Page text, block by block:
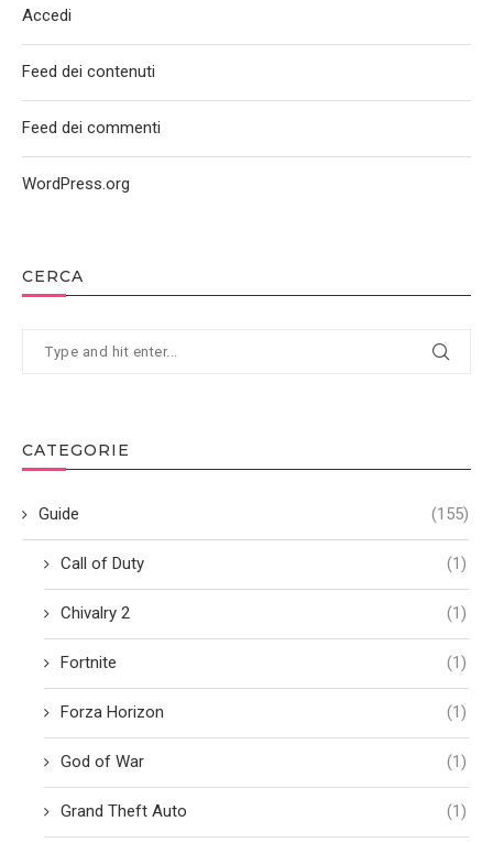
CERCA
CATEGORIE
Guide (155)
Call of Duty (1)
Chivalry 2 (1)
Fortnite (1)
Forza Horizon (1)
God of War (1)
Grand Theft Auto (1)
Accedi
Feed dei contenuti
Feed dei commenti
WordPress.org